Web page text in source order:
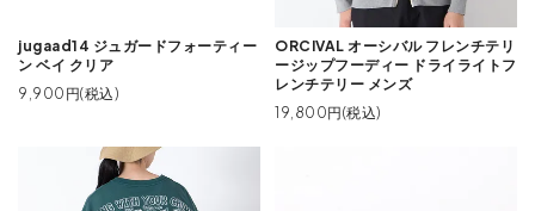
jugaad14 ジュガードフォーティー
ン ベイ クリア
9,900円(税込)
ORCIVAL オーシバル フレンチテリ
ージップフーディー ドライライトフ
レンチテリー メンズ
19,800円(税込)